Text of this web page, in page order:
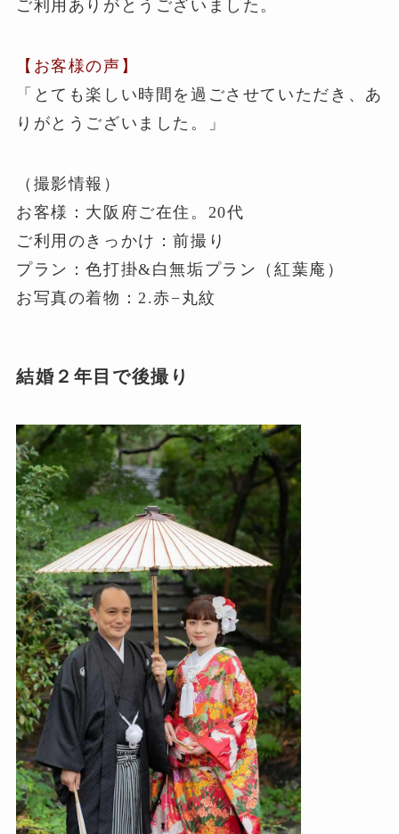
ご利用ありがとうございました。
【お客様の声】
「とても楽しい時間を過ごさせていただき、あ
りがとうございました。」
（撮影情報）
お客様：大阪府ご在住。20代
ご利用のきっかけ：前撮り
プラン：色打掛&白無垢プラン（紅葉庵）
お写真の着物：2.赤−丸紋
結婚２年目で後撮り